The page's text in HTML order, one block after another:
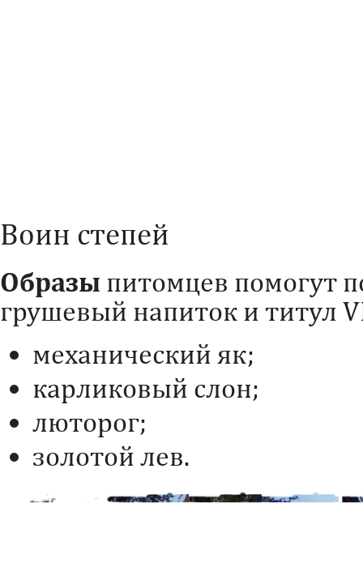
Воин степей
Образы питомцев помогут
грушевый напиток и титул
механический як;
карликовый слон;
люторог;
золотой лев.